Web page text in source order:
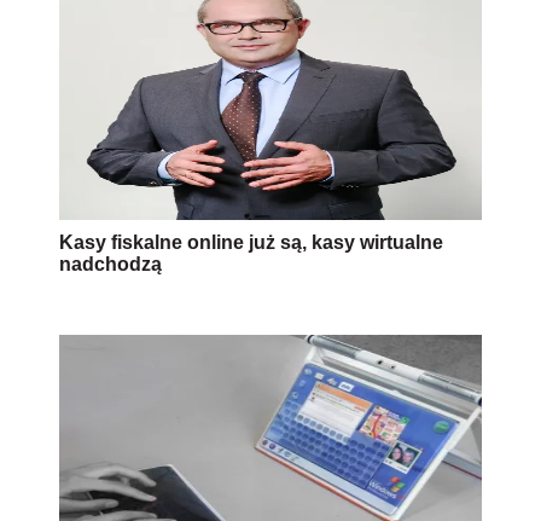
Kasy fiskalne online już są, kasy wirtualne
nadchodzą